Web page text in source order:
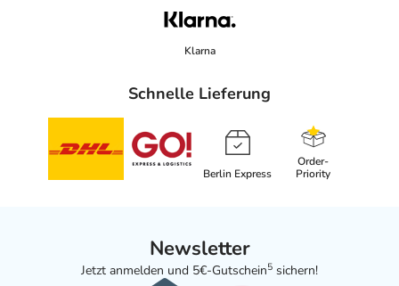
Klarna
Schnelle Lieferung
Berlin Express
Order-
Priority
Newsletter
Jetzt anmelden und 5€-Gutschein5 sichern!